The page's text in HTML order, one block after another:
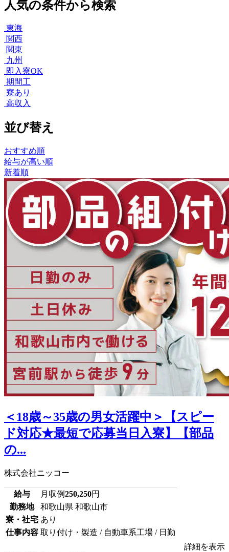
人気の条件から検索
東海
関西
関東
九州
即入寮OK
期間工
寮あり
高収入
並び替え
おすすめ順
給与が高い順
新着順
＜18歳～35歳の男女活躍中＞【スピー
ド対応★最短で応募当日入寮】【部品
の...
株式会社ニッコー
給与 月収例250,250円
勤務地
和歌山県 和歌山市
寮・社宅 あり
仕事内容 取り付け・製造 / 自動車系工場 / 日勤
詳細を表示